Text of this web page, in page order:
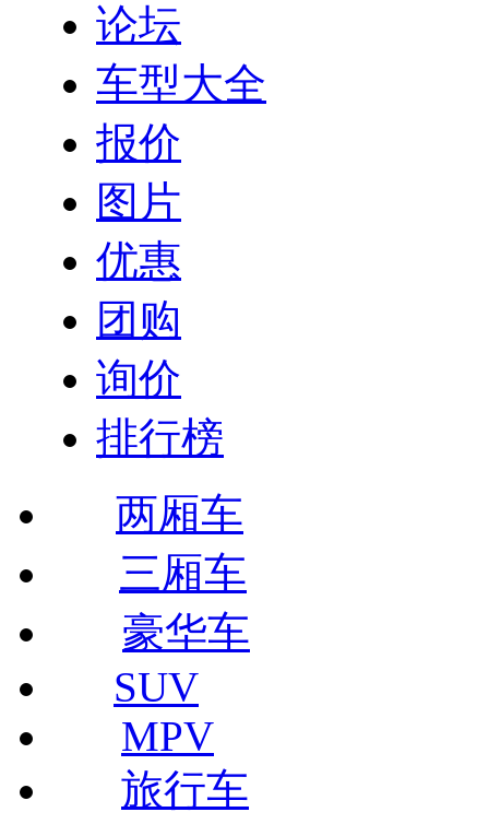
论坛
车型大全
报价
图片
优惠
团购
询价
排行榜
两厢车
三厢车
豪华车
SUV
MPV
旅行车